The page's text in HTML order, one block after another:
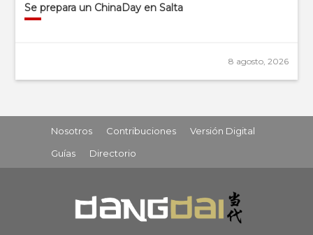
Se prepara un ChinaDay en Salta
8 agosto, 2026
Nosotros Contribuciones
Versión Digital
Guías
Directorio